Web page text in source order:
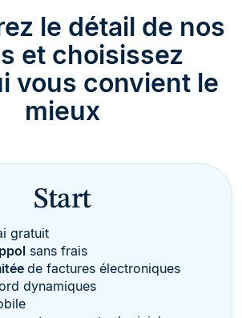
le détail de nos
et choisissez
vous convient le
mieux
Start
gratuit
sans frais
de factures électroniques
dynamiques